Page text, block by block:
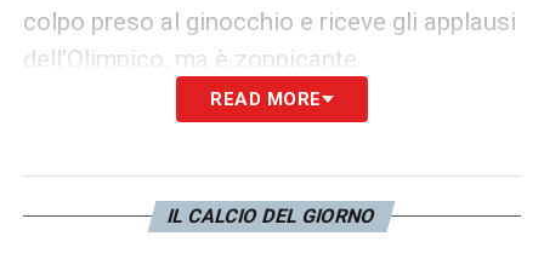
colpo preso al ginocchio e riceve gli applausi
dell’Olimpico, ma è zoppicante
6′ – Tiro di Elmas respinto, brividi per l’Italia
7′ – Prima conclusione dell’Italia con Chiesa
che converge dalla sinistra al centro
READ MORE
IL CALCIO DEL GIORNO